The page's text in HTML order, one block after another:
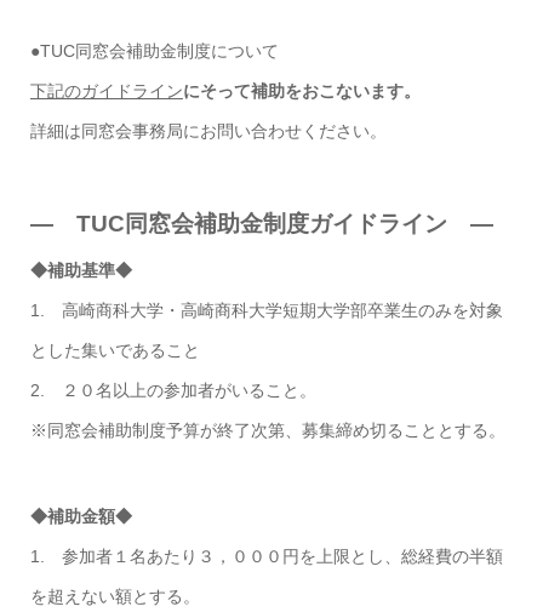
●TUC同窓会補助金制度について
下記のガイドラインにそって補助をおこないます。
詳細は同窓会事務局にお問い合わせください。
— TUC同窓会補助金制度ガイドライン —
◆補助基準◆
1. 高崎商科大学・高崎商科大学短期大学部卒業生のみを対象
とした集いであること
2. ２０名以上の参加者がいること。
※同窓会補助制度予算が終了次第、募集締め切ることとする。
◆補助金額◆
1. 参加者１名あたり３，０００円を上限とし、総経費の半額
を超えない額とする。